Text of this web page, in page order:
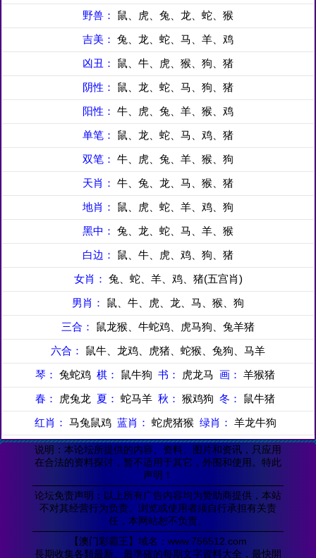
野兽： 鼠、虎、兔、龙、蛇、猴
吉美： 兔、龙、蛇、马、羊、鸡
凶丑： 鼠、牛、虎、猴、狗、猪
阴性： 鼠、龙、蛇、马、狗、猪
阳性： 牛、虎、兔、羊、猴、鸡
单笔： 鼠、龙、蛇、马、鸡、猪
双笔： 牛、虎、兔、羊、猴、狗
天肖： 牛、兔、龙、马、猴、猪
地肖： 鼠、虎、蛇、羊、鸡、狗
黑中： 兔、龙、蛇、马、羊、猴
白边： 鼠、牛、虎、鸡、狗、猪
女肖： 兔、蛇、羊、鸡、猪(五宫肖)
男肖： 鼠、牛、虎、龙、马、猴、狗
三合： 鼠龙猴、牛蛇鸡、虎马狗、兔羊猪
六合： 鼠牛、龙鸡、虎猪、蛇猴、兔狗、马羊
琴： 兔蛇鸡 棋： 鼠牛狗 书： 虎龙马 画： 羊猴猪
春：
虎兔龙 夏： 蛇马羊 秋： 猴鸡狗 冬： 鼠牛猪
红肖： 马兔鼠鸡 蓝肖： 蛇虎猪猴 绿肖： 羊龙牛狗
说明：本论坛所提供的内容、资料、图片和资讯，只应用
在合法的资料探讨，暂不适用于其它，外围和使用。特此
声明！
论坛免责声明：以上所有广告内容均为赞助商提供，本站
不对其经营行为负责。浏览或使用者须自行承担有关责
任，本网站恕不负责。
【澳门彩霸王】域名：www.756512.com
長期收集各類最新、最準確的每期文字資料大全，最快開